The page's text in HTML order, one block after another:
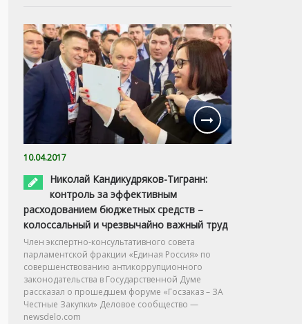
10.04.2017
Николай Кандикудряков-Тигранн:
контроль за эффективным
расходованием бюджетных средств –
колоссальный и чрезвычайно важный труд
Член экспертно-консультативного совета
парламентской фракции «Единая Россия» по
совершенствованию антикоррупционного
законодательства в Государственной Думе
рассказал о прошедшем форуме «Госзаказ – ЗА
Честные Закупки» Деловое сообщество —
newsdelo.com